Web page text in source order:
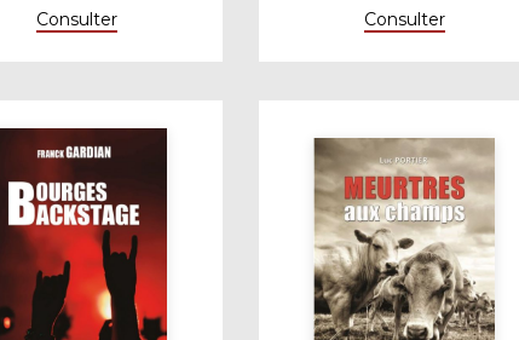
Consulter Consulter